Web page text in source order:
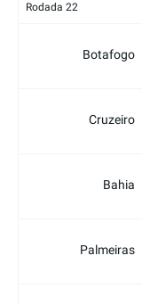
Rodada 22
Botafogo
Cruzeiro
Bahia
Palmeiras